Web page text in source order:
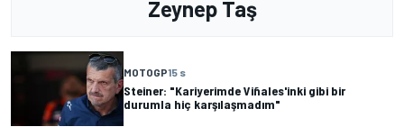
Zeynep Taş
MOTOGP15 s
Steiner: "Kariyerimde Viñales'inki gibi bir
durumla hiç karşılaşmadım"